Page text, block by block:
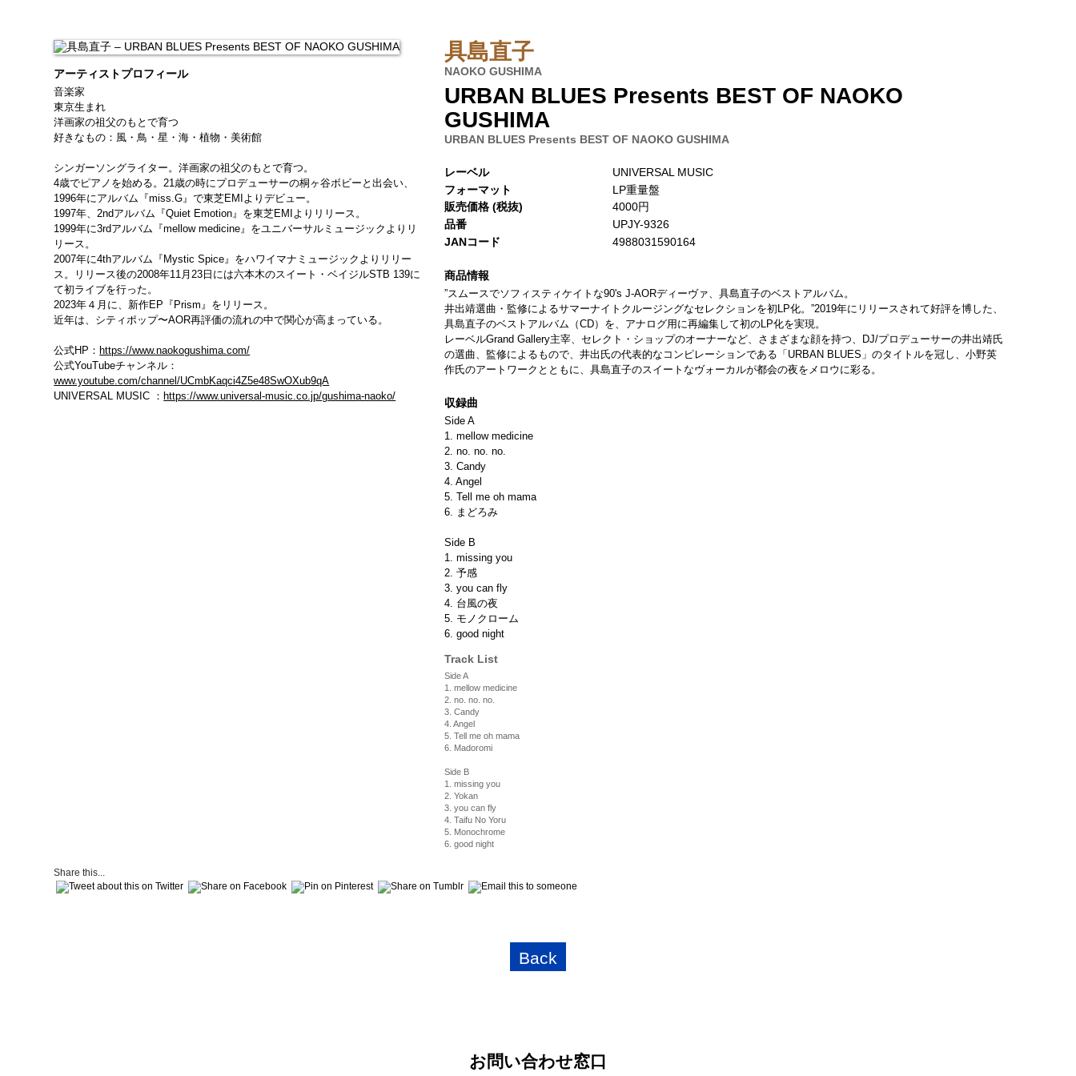
アーティストプロフィール
音楽家
東京生まれ
洋画家の祖父のもとで育つ
好きなもの：風・鳥・星・海・植物・美術館
シンガーソングライター。洋画家の祖父のもとで育つ。
4歳でピアノを始める。21歳の時にプロデューサーの桐ヶ谷ボビーと出会い、
1996年にアルバム『miss.G』で東芝EMIよりデビュー。
1997年、2ndアルバム『Quiet Emotion』を東芝EMIよりリリース。
1999年に3rdアルバム『mellow medicine』をユニバーサルミュージックよりリ
リース。
2007年に4thアルバム『Mystic Spice』をハワイマナミュージックよりリリー
ス。リリース後の2008年11月23日には六本木のスイート・ベイジルSTB 139に
て初ライブを行った。
2023年４月に、新作EP『Prism』をリリース。
近年は、シティポップ〜AOR再評価の流れの中で関心が高まっている。
公式HP： https://www.naokogushima.com/
公式YouTubeチャンネル：
www.youtube.com/channel/UCmbKaqci4Z5e48SwOXub9qA
UNIVERSAL MUSIC ： https://www.universal-music.co.jp/gushima-naoko/
具島直子
NAOKO GUSHIMA
URBAN BLUES Presents BEST OF NAOKO
GUSHIMA
URBAN BLUES Presents BEST OF NAOKO GUSHIMA
レーベル
UNIVERSAL MUSIC
フォーマット
LP重量盤
販売価格 (税抜)
4000円
品番
UPJY-9326
JANコード
4988031590164
商品情報
”スムースでソフィスティケイトな90's J-AORディーヴァ、具島直子のベストアルバム。
井出靖選曲・監修によるサマーナイトクルージングなセレクションを初LP化。”2019年にリリースされて好評を博した、
具島直子のベストアルバム（CD）を、アナログ用に再編集して初のLP化を実現。
レーベルGrand Gallery主宰、セレクト・ショップのオーナーなど、さまざまな顔を持つ、DJ/プロデューサーの井出靖氏
の選曲、監修によるもので、井出氏の代表的なコンピレーションである「URBAN BLUES」のタイトルを冠し、小野英
作氏のアートワークとともに、具島直子のスイートなヴォーカルが都会の夜をメロウに彩る。
収録曲
Side A
1. mellow medicine
2. no. no. no.
3. Candy
4. Angel
5. Tell me oh mama
6. まどろみ
Side B
1. missing you
2. 予感
3. you can fly
4. 台風の夜
5. モノクローム
6. good night
Track List
Side A
1. mellow medicine
2. no. no. no.
3. Candy
4. Angel
5. Tell me oh mama
6. Madoromi
Side B
1. missing you
2. Yokan
3. you can fly
4. Taifu No Yoru
5. Monochrome
6. good night
Share this...
Back
お問い合わせ窓口